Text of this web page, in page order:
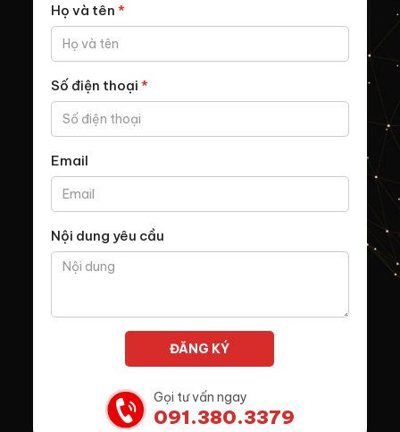
Họ và tên *
Số điện thoại *
Email
Nội dung yêu cầu
Gọi tư vấn ngay
091.380.3379